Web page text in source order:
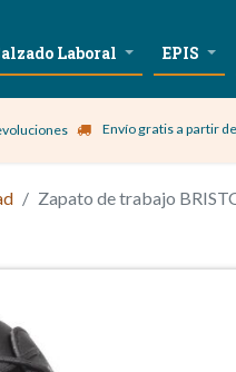
Laboral EPIS
Envío gratis a partir
Zapato de trabajo